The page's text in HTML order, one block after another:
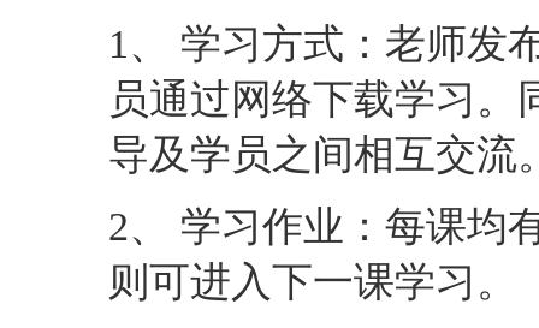
1、 学习方式：老师发
员通过网络下载学习
导及学员之间相互交流
2、 学习作业：每课均
则可进入下一课学习。